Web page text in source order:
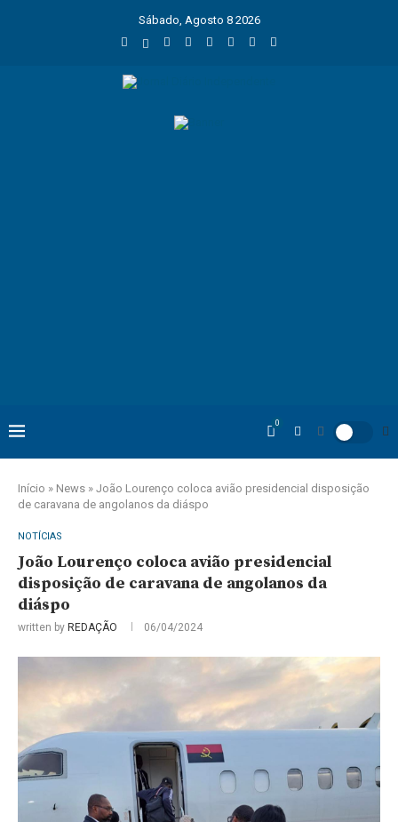
Sábado, Agosto 8 2026
0
Início » News » João Lourenço coloca avião presidencial disposição
de caravana de angolanos da diáspo
NOTÍCIAS
João Lourenço coloca avião presidencial
disposição de caravana de angolanos da
diáspo
written by REDAÇÃO 06/04/2024